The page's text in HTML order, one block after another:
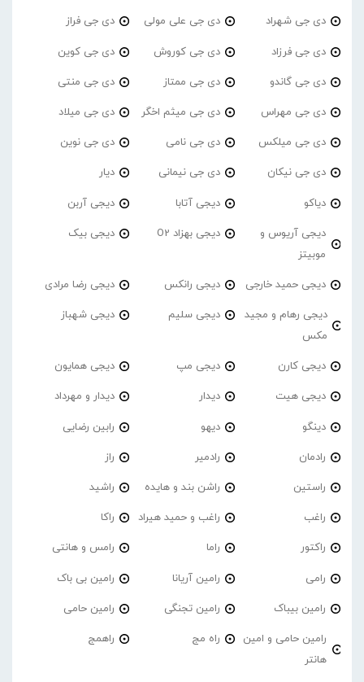
دی جی شهراد دی جی علی مولی دی جی فراز
دی جی فرزاد دی جی کوروش دی جی کوین
دی جی گاندو دی جی ممتاز دی جی منتی
دی جی مهراس دی جی میثم اخگر دی جی میلاد
دی جی میلکس دی جی نامی دی جی نوین
دی جی نیکان دی جی نیمانی دیار
دیاکو دیجی آتابا دیجی آربن
دیجی آریوس و
موبیتز
دیجی بهزاد O2 دیجی بیک
دیجی حمید خارجی دیجی رانکس دیجی رضا مرادی
دیجی رهام و مجید
مکس
دیجی سلیم دیجی شهباز
دیجی کارن دیجی مپ دیجی همایون
دیجی هیت دیدار دیدار و مهرداد
دینگو دیهو رابین رضایی
رادمان رادمیر راز
راستین راشن بند و هایده راشید
راغب راغب و حمید هیراد راکا
راکتور راما رامس و هانتی
رامی رامین آریانا رامین بی باک
رامین بیباک رامین تجنگی رامین حامی
رامین حامی و امین
هانتر
راه مج راهمج